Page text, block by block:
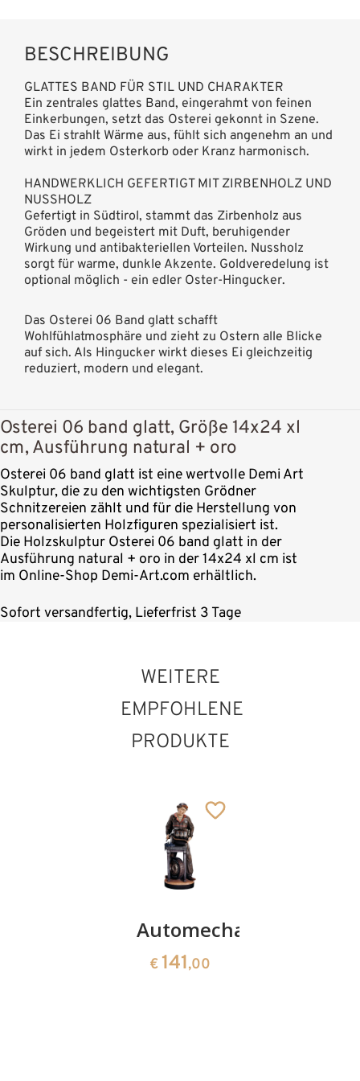
BESCHREIBUNG
GLATTES BAND FÜR STIL UND CHARAKTER
Ein zentrales glattes Band, eingerahmt von feinen
Einkerbungen, setzt das Osterei gekonnt in Szene.
Das Ei strahlt Wärme aus, fühlt sich angenehm an und
wirkt in jedem Osterkorb oder Kranz harmonisch.
HANDWERKLICH GEFERTIGT MIT ZIRBENHOLZ UND
NUSSHOLZ
Gefertigt in Südtirol, stammt das Zirbenholz aus
Gröden und begeistert mit Duft, beruhigender
Wirkung und antibakteriellen Vorteilen. Nussholz
sorgt für warme, dunkle Akzente. Goldveredelung ist
optional möglich - ein edler Oster-Hingucker.
Das Osterei 06 Band glatt schafft
Wohlfühlatmosphäre und zieht zu Ostern alle Blicke
auf sich. Als Hingucker wirkt dieses Ei gleichzeitig
reduziert, modern und elegant.
Osterei 06 band glatt, Größe 14x24 xl
cm, Ausführung natural + oro
Osterei 06 band glatt ist eine wertvolle Demi Art
Skulptur, die zu den wichtigsten Grödner
Schnitzereien zählt und für die Herstellung von
personalisierten Holzfiguren spezialisiert ist.
Die Holzskulptur Osterei 06 band glatt in der
Ausführung natural + oro in der 14x24 xl cm ist
im Online-Shop Demi-Art.com erhältlich.
Sofort versandfertig, Lieferfrist 3 Tage
WEITERE
EMPFOHLENE
PRODUKTE
Automechaniker
€ 141,00